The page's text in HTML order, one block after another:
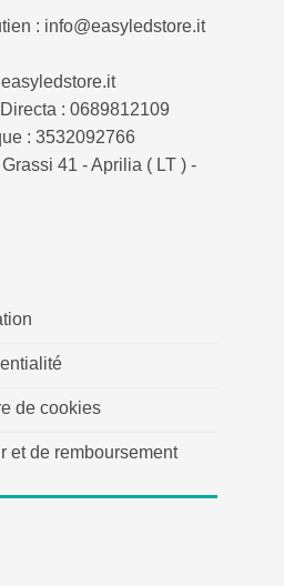
: info@easyledstore.it
: 0689812109
: 3532092766
41 - Aprilia ( LT ) -
de cookies
et de remboursement